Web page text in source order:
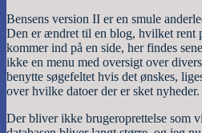
Bensens version II er en smule
Den er ændret til en blog, hvilket rent
kommer ind på en side, her findes
ikke en menu med oversigt over
benytte søgefeltet hvis det ønskes,
over hvilke datoer der er sket nyheder.
Der bliver ikke brugeroprettelse som